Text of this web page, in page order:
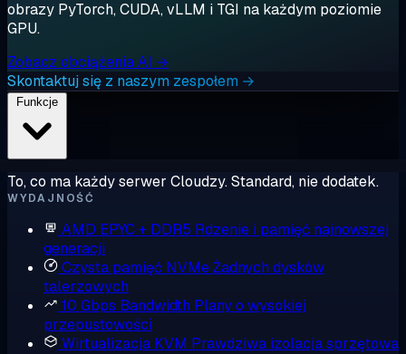
obrazy PyTorch, CUDA, vLLM i TGI na każdym poziomie
GPU.
Zobacz obciążenia AI →
Skontaktuj się z naszym zespołem →
To, co ma każdy serwer Cloudzy. Standard, nie dodatek.
WYDAJNOŚĆ
AMD EPYC + DDR5 Rdzenie i pamięć najnowszej
generacji
Czysta pamięć NVMeŻadnych dysków
talerzowych
10 Gbps Bandwidth Plany o wysokiej
przepustowości
Wirtualizacja KVM Prawdziwa izolacja sprzętowa